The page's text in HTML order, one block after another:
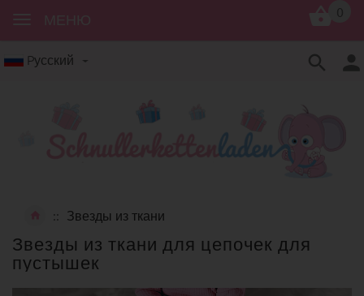
Pусский
Звезды из ткани
Звезды из ткани для цепочек для
пустышек